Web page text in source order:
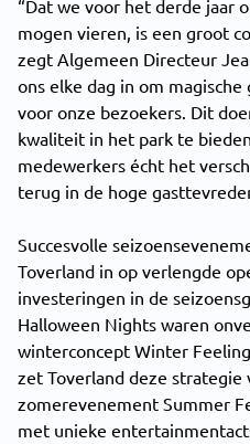
“Dat we voor het derde jaar
mogen vieren, is een groot
zegt Algemeen Directeur
ons elke dag in om
voor onze bezoekers. Dit
kwaliteit in het park te
medewerkers écht het
terug in de hoge
Succesvolle
Toverland in op verlengde
investeringen in de
Halloween Nights waren
winterconcept Winter
zet Toverland deze strategie
zomerevenement Summer
met unieke